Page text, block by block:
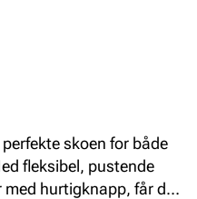
skoen for både
fleksibel, pustende
hurtigknapp, får du